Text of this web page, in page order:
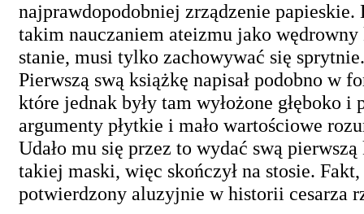
najprawdopodobniej zrządzenie papieskie.
takim nauczaniem ateizmu jako
stanie, musi tylko zachowywać się
Pierwszą swą książkę napisał podobno w
które jednak były tam wyłożone głęboko
argumenty płytkie i mało wartościowe
Udało mu się przez to wydać swą
takiej maski, więc skończył na stosie.
potwierdzony aluzyjnie w historii cesarza